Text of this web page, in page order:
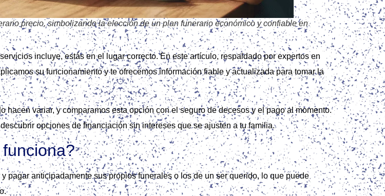
precio, simbolizando la elección de un plan funerario económico y confiable en
incluye, estás en el lugar correcto. En este artículo, respaldado por expertos en
su funcionamiento y te ofrecemos información fiable y actualizada para tomar la
variar, y comparamos esta opción con el seguro de decesos y el pago al momento.
opciones de financiación sin intereses que se ajusten a tu familia.
pagar anticipadamente sus propios funerales o los de un ser querido, lo que puede